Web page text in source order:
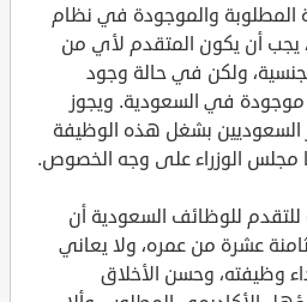
المطلوبة والموجودة في نظام
يجب أن يكون المتقدم لأي من
ولكن في حالة وجود
في السعودية. ويجوز
السعوديين بشغل هذه الوظيفة
مجلس الوزراء على وجه الخصوص.
للوظائف السعودية أن
عشرة من عمره، ولا يعاني
وظيفته، وحسن الأخلاق